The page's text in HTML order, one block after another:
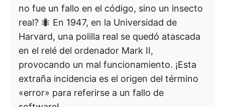
no fue un fallo en el código, sino un insecto
real? 🐜 En 1947, en la Universidad de
Harvard, una polilla real se quedó atascada
en el relé del ordenador Mark II,
provocando un mal funcionamiento. ¡Esta
extraña incidencia es el origen del término
«error» para referirse a un fallo de